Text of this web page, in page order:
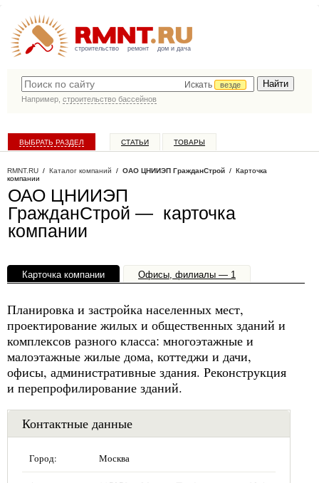
строительство ремонт дом и дача
Искать
везде
Например, строительство бассейнов
ВЫБРАТЬ РАЗДЕЛ СТАТЬИ ТОВАРЫ
RMNT.RU / Каталог компаний / ОАО ЦНИИЭП ГражданСтрой / Карточка
компании
ОАО ЦНИИЭП
ГражданСтрой — карточка
компании
Карточка компании Офисы, филиалы — 1
Планировка и застройка населенных мест,
проектирование жилых и общественных зданий и
комплексов разного класса: многоэтажные и
малоэтажные жилые дома, коттеджи и дачи,
офисы, административные здания. Реконструкция
и перепрофилирование зданий.
Контактные данные
Город: Москва